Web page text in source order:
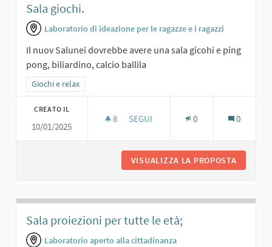
Sala giochi.
Laboratorio di ideazione per le ragazze e i ragazzi
Il nuov Salunei dovrebbe avere una sala gicohi e ping
pong, biliardino, calcio ballila
Filtra i risultati per categoria: Giochi e relax
Giochi e relax
CREATO IL
10/01/2025
8 8 SOSTENITORI
SEGUI 0 0
VISUALIZZA LA PROPOSTA
Sala proiezioni per tutte le età;
Laboratorio aperto alla cittadinanza